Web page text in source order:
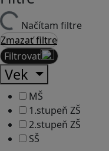
Načítam filtre
Zmazať filtre
Filtrovať
Vek
MŠ
1.stupeň ZŠ
2.stupeň ZŠ
SŠ